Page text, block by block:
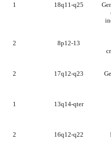
1 18q11-q25
2
8p12-13
2 17q12-q23
1 13q14-qter
2 16q12-q22